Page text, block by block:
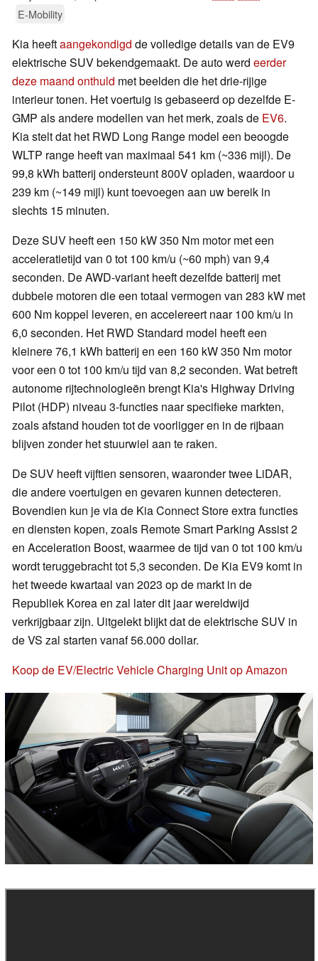
E-Mobility
Kia heeftaangekondigd de volledige details van de EV9
elektrische SUV bekendgemaakt. De auto werd eerder
deze maand onthuld met beelden die het drie-rijige
interieur tonen. Het voertuig is gebaseerd op dezelfde E-
GMP als andere modellen van het merk, zoals de EV6.
Kia stelt dat het RWD Long Range model een beoogde
WLTP range heeft van maximaal 541 km (~336 mijl). De
99,8 kWh batterij ondersteunt 800V opladen, waardoor u
239 km (~149 mijl) kunt toevoegen aan uw bereik in
slechts 15 minuten.
Deze SUV heeft een 150 kW 350 Nm motor met een
acceleratietijd van 0 tot 100 km/u (~60 mph) van 9,4
seconden. De AWD-variant heeft dezelfde batterij met
dubbele motoren die een totaal vermogen van 283 kW met
600 Nm koppel leveren, en accelereert naar 100 km/u in
6,0 seconden. Het RWD Standard model heeft een
kleinere 76,1 kWh batterij en een 160 kW 350 Nm motor
voor een 0 tot 100 km/u tijd van 8,2 seconden. Wat betreft
autonome rijtechnologieën brengt Kia's Highway Driving
Pilot (HDP) niveau 3-functies naar specifieke markten,
zoals afstand houden tot de voorligger en in de rijbaan
blijven zonder het stuurwiel aan te raken.
De SUV heeft vijftien sensoren, waaronder twee LiDAR,
die andere voertuigen en gevaren kunnen detecteren.
Bovendien kun je via de Kia Connect Store extra functies
en diensten kopen, zoals Remote Smart Parking Assist 2
en Acceleration Boost, waarmee de tijd van 0 tot 100 km/u
wordt teruggebracht tot 5,3 seconden. De Kia EV9 komt in
het tweede kwartaal van 2023 op de markt in de
Republiek Korea en zal later dit jaar wereldwijd
verkrijgbaar zijn. Uitgelekt blijkt dat de elektrische SUV in
de VS zal starten vanaf 56.000 dollar.
Koop de EV/Electric Vehicle Charging Unit op Amazon